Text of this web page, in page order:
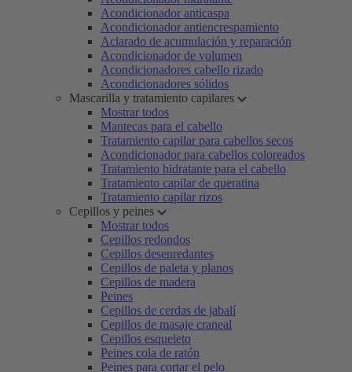
Acondicionador anticaspa
Acondicionador antiencrespamiento
Aclarado de acumulación y reparación
Acondicionador de volumen
Acondicionadores cabello rizado
Acondicionadores sólidos
Mascarilla y tratamiento capilares
Mostrar todos
Mantecas para el cabello
Tratamiento capilar para cabellos secos
Acondicionador para cabellos coloreados
Tratamiento hidratante para el cabello
Tratamiento capilar de queratina
Tratamiento capilar rizos
Cepillos y peines
Mostrar todos
Cepillos redondos
Cepillos desenredantes
Cepillos de paleta y planos
Cepillos de madera
Peines
Cepillos de cerdas de jabalí
Cepillos de masaje craneal
Cepillos esqueleto
Peines cola de ratón
Peines para cortar el pelo